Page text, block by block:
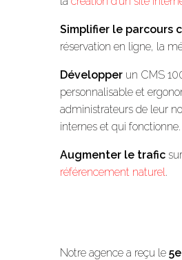
Simplifier le parcours
réservation en ligne, la
Développer un CMS
personnalisable et
administrateurs de leur
internes et qui fonctionne.
Augmenter le trafic
référencement naturel.
Notre agence a reçu le